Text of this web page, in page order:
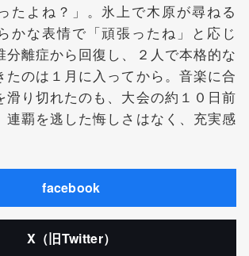
たよね？」。氷上で木原が尋ねる
かな表情で「頑張ったね」と応じ
分離症から回復し、２人で本格的な
たのは１月に入ってから。音楽に合
滑り切れたのも、大会の約１０日前
連覇を逃した悔しさはなく、充実感
facebook
X（旧Twitter）